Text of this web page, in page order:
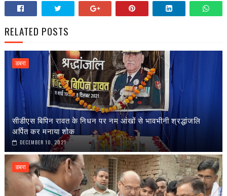
RELATED POSTS
डबरा
सीडीएस बिपिन रावत के निधन पर नम आंखों से भावभीनी श्रद्धांजलि
अर्पित कर मनाया शोक
DECEMBER 10, 2021
डबरा